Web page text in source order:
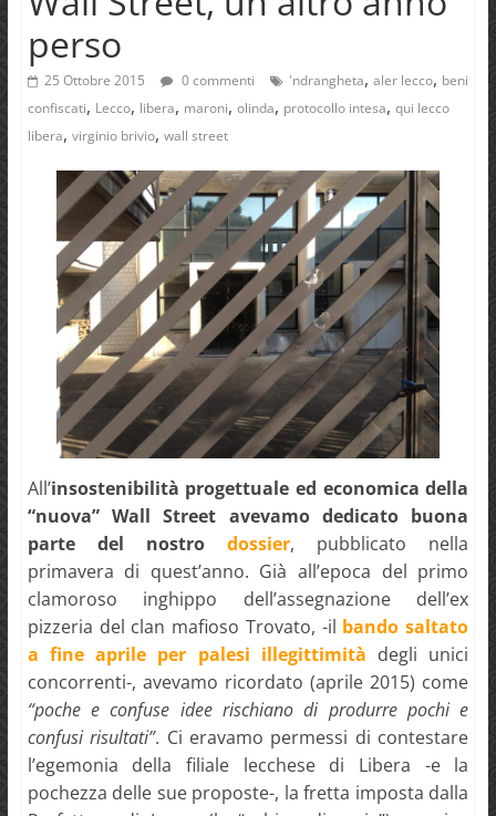
perso
25 Ottobre 2015 0 commenti 'ndrangheta, aler lecco, beni
confiscati, Lecco, libera, maroni, olinda, protocollo intesa, qui lecco
libera, virginio brivio, wall street
All’insostenibilità progettuale ed economica della
“nuova” Wall Street avevamo dedicato buona
parte del nostrodossier, pubblicato nella
primavera di quest’anno. Già all’epoca del primo
clamoroso inghippo dell’assegnazione dell’ex
pizzeria del clan mafioso Trovato, -il bando saltato
a fine aprile per palesi illegittimità degli unici
concorrenti-, avevamo ricordato (aprile 2015) come
“poche e confuse idee rischiano di produrre pochi e
confusi risultati”. Ci eravamo permessi di contestare
l’egemonia della filiale lecchese di Libera -e la
pochezza delle sue proposte-, la fretta imposta dalla